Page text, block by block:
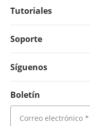
Tutoriales
Soporte
Síguenos
Boletín